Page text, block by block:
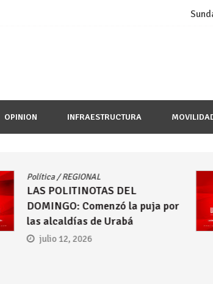
OPINION INFRAESTRUCTURA
Política/REGIONAL
LAS POLITINOTAS DEL
DOMINGO: Comenzó la puja por
las alcaldías de Urabá
julio 12, 2026